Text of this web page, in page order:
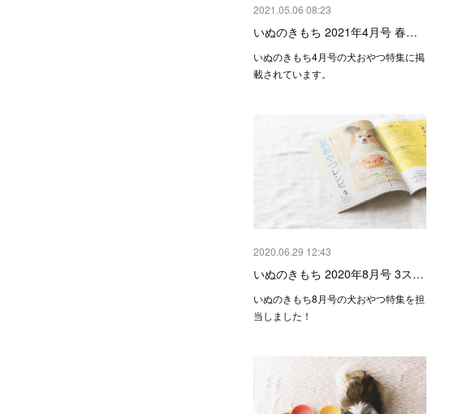
2021.05.06 08:23
いぬのきもち 2021年4月号 春…
いぬのきもち4月号の犬おやつ特集に掲
載されています。
2020.06.29 12:43
いぬのきもち 2020年8月号 3ス…
いぬのきもち8月号の犬おやつ特集を担
当しました！